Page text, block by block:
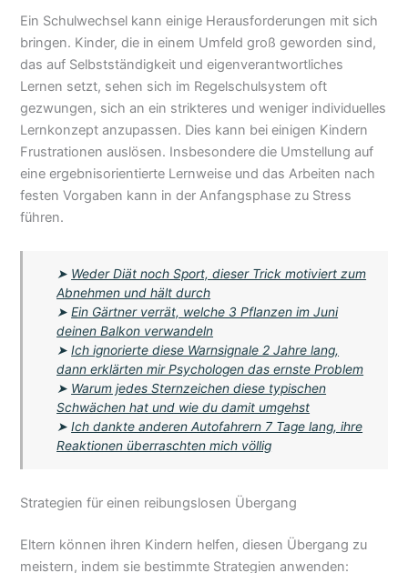
Ein Schulwechsel kann einige Herausforderungen mit sich
bringen. Kinder, die in einem Umfeld groß geworden sind,
das auf Selbstständigkeit und eigenverantwortliches
Lernen setzt, sehen sich im Regelschulsystem oft
gezwungen, sich an ein strikteres und weniger individuelles
Lernkonzept anzupassen. Dies kann bei einigen Kindern
Frustrationen auslösen. Insbesondere die Umstellung auf
eine ergebnisorientierte Lernweise und das Arbeiten nach
festen Vorgaben kann in der Anfangsphase zu Stress
führen.
➤ Weder Diät noch Sport, dieser Trick motiviert zum
Abnehmen und hält durch
➤Ein Gärtner verrät, welche 3 Pflanzen im Juni
deinen Balkon verwandeln
➤Ich ignorierte diese Warnsignale 2 Jahre lang,
dann erklärten mir Psychologen das ernste Problem
➤ Warum jedes Sternzeichen diese typischen
Schwächen hat und wie du damit umgehst
➤Ich dankte anderen Autofahrern 7 Tage lang, ihre
Reaktionen überraschten mich völlig
Strategien für einen reibungslosen Übergang
Eltern können ihren Kindern helfen, diesen Übergang zu
meistern, indem sie bestimmte Strategien anwenden: